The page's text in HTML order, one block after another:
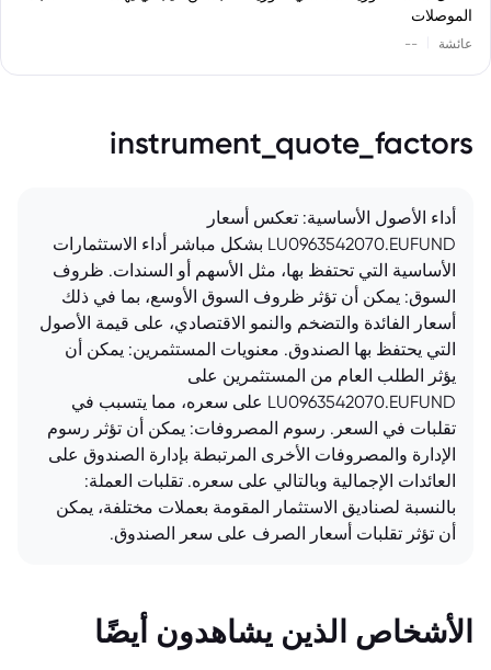
الموصلات
عائشة --
instrument_quote_factors
أداء الأصول الأساسية: تعكس أسعار
LU0963542070.EUFUND بشكل مباشر أداء الاستثمارات
الأساسية التي تحتفظ بها، مثل الأسهم أو السندات. ظروف
السوق: يمكن أن تؤثر ظروف السوق الأوسع، بما في ذلك
أسعار الفائدة والتضخم والنمو الاقتصادي، على قيمة الأصول
التي يحتفظ بها الصندوق. معنويات المستثمرين: يمكن أن
يؤثر الطلب العام من المستثمرين على
LU0963542070.EUFUND على سعره، مما يتسبب في
تقلبات في السعر. رسوم المصروفات: يمكن أن تؤثر رسوم
الإدارة والمصروفات الأخرى المرتبطة بإدارة الصندوق على
العائدات الإجمالية وبالتالي على سعره. تقلبات العملة:
بالنسبة لصناديق الاستثمار المقومة بعملات مختلفة، يمكن
أن تؤثر تقلبات أسعار الصرف على سعر الصندوق.
الأشخاص الذين يشاهدون أيضًا